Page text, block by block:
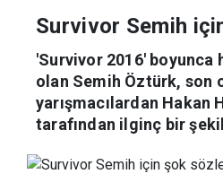
Survivor Semih
'Survivor 2016' boyunca
olan Semih Öztürk, son
yarışmacılardan Hakan
tarafından ilginç bir